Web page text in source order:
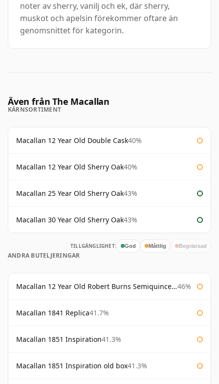
noter av sherry, vanilj och ek, där sherry,
muskot och apelsin förekommer oftare än
genomsnittet för kategorin.
Även från The Macallan
KÄRNSORTIMENT
Macallan 12 Year Old Double Cask40%
Macallan 12 Year Old Sherry Oak40%
Macallan 25 Year Old Sherry Oak43%
Macallan 30 Year Old Sherry Oak43%
TILLGÄNGLIGHET: God Måttlig Begränsad
ANDRA BUTELJERINGAR
Macallan 12 Year Old Robert Burns Semiquincentenary 46%
Macallan 1841 Replica41.7%
Macallan 1851 Inspiration41.3%
Macallan 1851 Inspiration old box41.3%